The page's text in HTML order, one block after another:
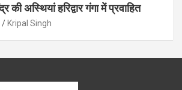
की अस्थियां हरिद्वार गंगा में प्रवाहित
Kripal Singh